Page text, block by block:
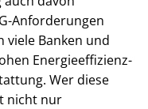
Anforderungen
viele Banken und
En­er­gie­ef­fi­zi­enz­
Wer diese
nicht nur